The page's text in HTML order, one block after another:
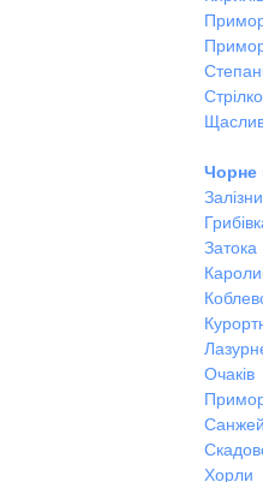
Чорне
Затока
Очаків
Хорли